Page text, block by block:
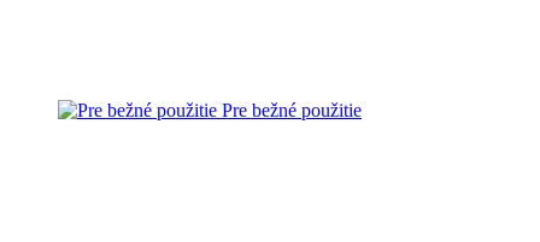
Pre bežné použitie